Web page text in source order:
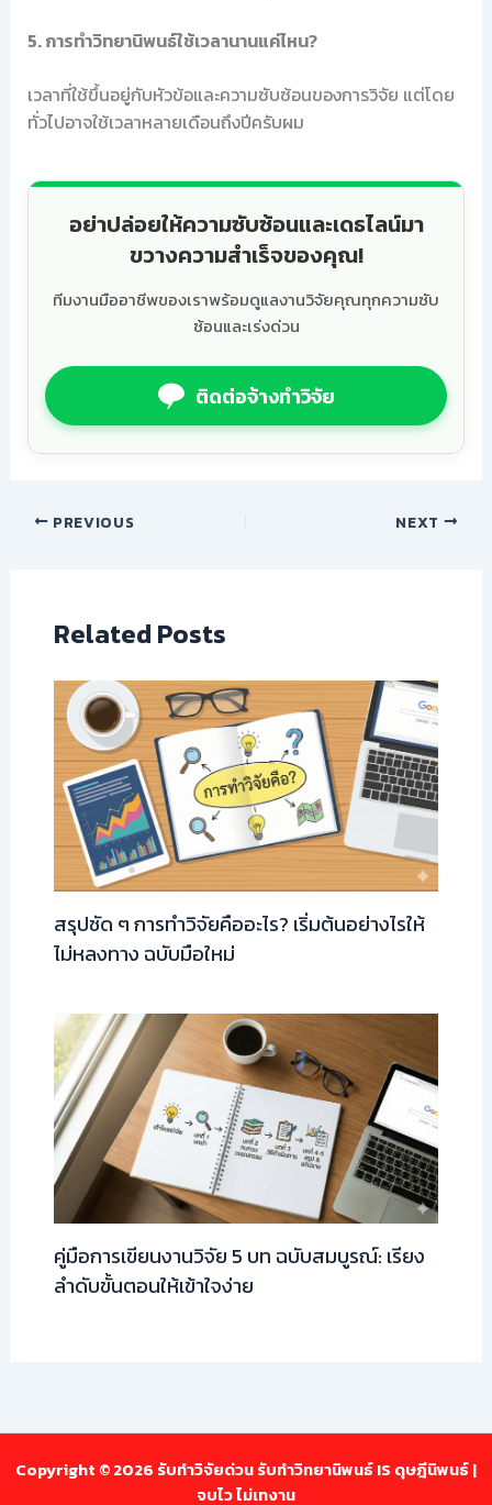
5. การทำวิทยานิพนธ์ใช้เวลานานแค่ไหน?
เวลาที่ใช้ขึ้นอยู่กับหัวข้อและความซับซ้อนของการวิจัย แต่โดย
ทั่วไปอาจใช้เวลาหลายเดือนถึงปีครับผม
อย่าปล่อยให้ความซับซ้อนและเดธไลน์มา
ขวางความสำเร็จของคุณ!
ทีมงานมืออาชีพของเราพร้อมดูแลงานวิจัยคุณทุกความซับ
ซ้อนและเร่งด่วน
ติดต่อจ้างทำวิจัย
PREVIOUS NEXT
Related Posts
สรุปชัด ๆ การทำวิจัยคืออะไร? เริ่มต้นอย่างไรให้
ไม่หลงทาง ฉบับมือใหม่
คู่มือการเขียนงานวิจัย 5 บท ฉบับสมบูรณ์: เรียง
ลำดับขั้นตอนให้เข้าใจง่าย
Copyright © 2026 รับทำวิจัยด่วน รับทำวิทยานิพนธ์ IS ดุษฎีนิพนธ์ |
จบไว ไม่เทงาน